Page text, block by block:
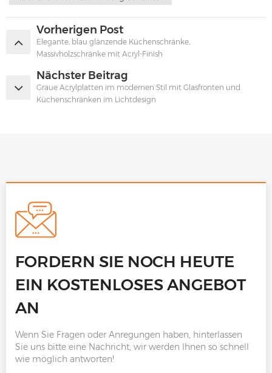
Vorherigen Post
Elegante, blau glänzende Küchenschränke,
Massivholzschränke mit Acryl-Finish
Nächster Beitrag
Graue Acrylplatten im modernen Stil mit Glasfronten und
Küchenschränken im Lichtdesign
FORDERN SIE NOCH HEUTE
EIN KOSTENLOSES ANGEBOT
AN
Wenn Sie Fragen oder Anregungen haben, hinterlassen
Sie uns bitte eine Nachricht, wir werden Ihnen so schnell
wie möglich antworten!